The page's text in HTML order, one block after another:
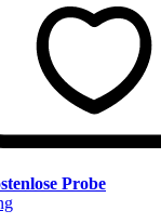
Probe